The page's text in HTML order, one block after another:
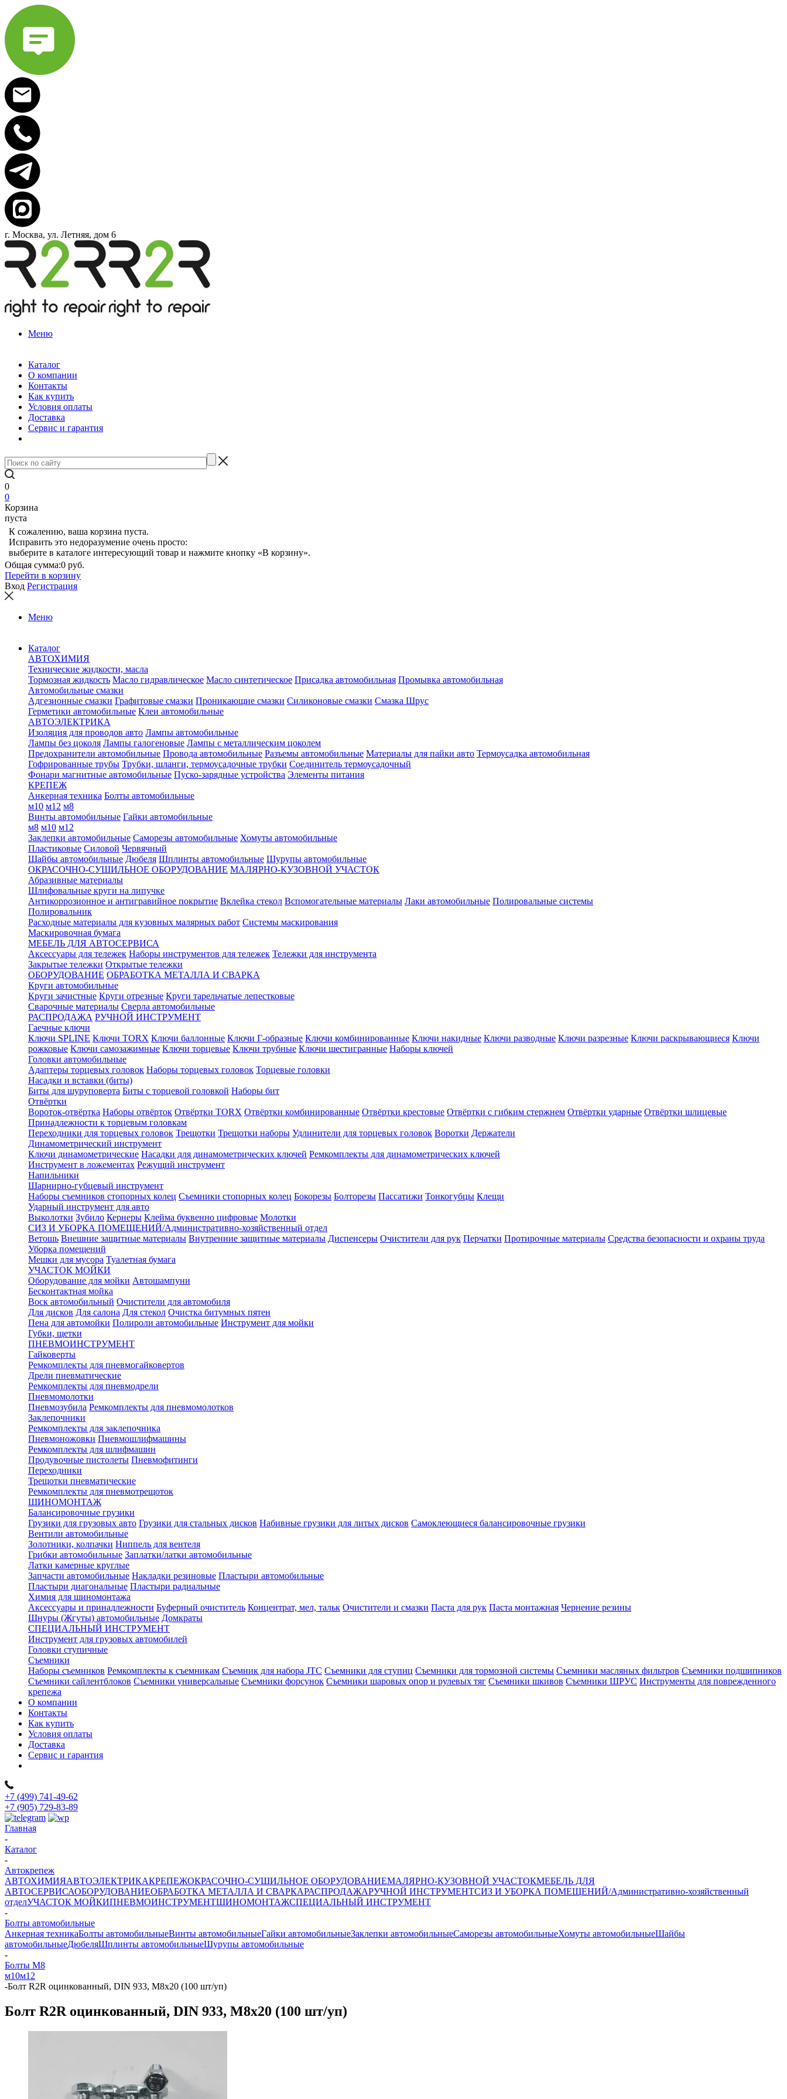
г. Москва, ул. Летняя, дом 6
Меню
Каталог
О компании
Контакты
Как купить
Условия оплаты
Доставка
Сервис и гарантия
0
0
Корзина
пуста
К сожалению, ваша корзина пуста.
Исправить это недоразумение очень просто:
выберите в каталоге интересующий товар и нажмите кнопку «В корзину».
Общая сумма:0 руб.
Перейти в корзину
Вход Регистрация
Меню
Каталог
АВТОХИМИЯ
Технические жидкости, масла
Тормозная жидкость Масло гидравлическое Масло синтетическое Присадка автомобильная Промывка автомобильная
Автомобильные смазки
Адгезионные смазки Графитовые смазки Проникающие смазки Силиконовые смазки Смазка Шрус
Герметики автомобильные Клеи автомобильные
АВТОЭЛЕКТРИКА
Изоляция для проводов авто Лампы автомобильные
Лампы без цоколя Лампы галогеновые Лампы с металлическим цоколем
Предохранители автомобильные Провода автомобильные Разъемы автомобильные Материалы для пайки авто Термоусадка автомобильная
Гофрированные трубы Трубки, шланги, термоусадочные трубки Соединитель термоусадочный
Фонари магнитные автомобильные Пуско-зарядные устройства Элементы питания
КРЕПЕЖ
Анкерная техника Болты автомобильные
м10 м12 м8
Винты автомобильные Гайки автомобильные
м8 м10 м12
Заклепки автомобильные Саморезы автомобильные Хомуты автомобильные
Пластиковые Силовой Червячный
Шайбы автомобильные Дюбеля Шплинты автомобильные Шурупы автомобильные
ОКРАСОЧНО-СУШИЛЬНОЕ ОБОРУДОВАНИЕ МАЛЯРНО-КУЗОВНОЙ УЧАСТОК
Абразивные материалы
Шлифовальные круги на липучке
Антикоррозионное и антигравийное покрытие Вклейка стекол Вспомогательные материалы Лаки автомобильные Полировальные системы
Полировальник
Расходные материалы для кузовных малярных работ Системы маскирования
Маскировочная бумага
МЕБЕЛЬ ДЛЯ АВТОСЕРВИСА
Аксессуары для тележек Наборы инструментов для тележек Тележки для инструмента
Закрытые тележки Открытые тележки
ОБОРУДОВАНИЕ ОБРАБОТКА МЕТАЛЛА И СВАРКА
Круги автомобильные
Круги зачистные Круги отрезные Круги тарельчатые лепестковые
Сварочные материалы Сверла автомобильные
РАСПРОДАЖА РУЧНОЙ ИНСТРУМЕНТ
Гаечные ключи
Ключи SPLINE Ключи TORX Ключи баллонные Ключи Г-образные Ключи комбинированные Ключи накидные Ключи разводные Ключи разрезные Ключи раскрывающиеся Ключи
рожковые Ключи самозажимные Ключи торцевые Ключи трубные Ключи шестигранные Наборы ключей
Головки автомобильные
Адаптеры торцевых головок Наборы торцевых головок Торцевые головки
Насадки и вставки (биты)
Биты для шуруповерта Биты с торцевой головкой Наборы бит
Отвёртки
Вороток-отвёртка Наборы отвёрток Отвёртки TORX Отвёртки комбинированные Отвёртки крестовые Отвёртки с гибким стержнем Отвёртки ударные Отвёртки шлицевые
Принадлежности к торцевым головкам
Переходники для торцевых головок Трещотки Трещотки наборы Удлинители для торцевых головок Воротки Держатели
Динамометрический инструмент
Ключи динамометрические Насадки для динамометрических ключей Ремкомплекты для динамометрических ключей
Инструмент в ложементах Режущий инструмент
Напильники
Шарнирно-губцевый инструмент
Наборы съемников стопорных колец Съемники стопорных колец Бокорезы Болторезы Пассатижи Тонкогубцы Клещи
Ударный инструмент для авто
Выколотки Зубило Кернеры Клейма буквенно цифровые Молотки
СИЗ И УБОРКА ПОМЕЩЕНИЙ/Административно-хозяйственный отдел
Ветошь Внешние защитные материалы Внутренние защитные материалы Диспенсеры Очистители для рук Перчатки Протирочные материалы Средства безопасности и охраны труда
Уборка помещений
Мешки для мусора Туалетная бумага
УЧАСТОК МОЙКИ
Оборудование для мойки Автошампуни
Бесконтактная мойка
Воск автомобильный Очистители для автомобиля
Для дисков Для салона Для стекол Очистка битумных пятен
Пена для автомойки Полироли автомобильные Инструмент для мойки
Губки, щетки
ПНЕВМОИНСТРУМЕНТ
Гайковерты
Ремкомплекты для пневмогайковертов
Дрели пневматические
Ремкомплекты для пневмодрели
Пневмомолотки
Пневмозубила Ремкомплекты для пневмомолотков
Заклепочники
Ремкомплекты для заклепочника
Пневмоножовки Пневмошлифмашины
Ремкомплекты для шлифмашин
Продувочные пистолеты Пневмофитинги
Переходники
Трещотки пневматические
Ремкомплекты для пневмотрещоток
ШИНОМОНТАЖ
Балансировочные грузики
Грузики для грузовых авто Грузики для стальных дисков Набивные грузики для литых дисков Самоклеющиеся балансировочные грузики
Вентили автомобильные
Золотники, колпачки Ниппель для вентеля
Грибки автомобильные Заплатки/латки автомобильные
Латки камерные круглые
Запчасти автомобильные Накладки резиновые Пластыри автомобильные
Пластыри диагональные Пластыри радиальные
Химия для шиномонтажа
Аксессуары и принадлежности Буферный очиститель Концентрат, мел, тальк Очистители и смазки Паста для рук Паста монтажная Чернение резины
Шнуры (Жгуты) автомобильные Домкраты
СПЕЦИАЛЬНЫЙ ИНСТРУМЕНТ
Инструмент для грузовых автомобилей
Головки ступичные
Съемники
Наборы съемников Ремкомплекты к съемникам Съемник для набора JTC Съемники для ступиц Съемники для тормозной системы Съемники масляных фильтров Съемники подшипников
Съемники сайлентблоков Съемники универсальные Съемники форсунок Съемники шаровых опор и рулевых тяг Съемники шкивов Съемники ШРУС Инструменты для поврежденного
крепежа
О компании
Контакты
Как купить
Условия оплаты
Доставка
Сервис и гарантия
+7 (499) 741-49-62
+7 (905) 729-83-89
Главная
-
Каталог
-
Автокрепеж
АВТОХИМИЯАВТОЭЛЕКТРИКАКРЕПЕЖОКРАСОЧНО-СУШИЛЬНОЕ ОБОРУДОВАНИЕМАЛЯРНО-КУЗОВНОЙ УЧАСТОКМЕБЕЛЬ ДЛЯ
АВТОСЕРВИСАОБОРУДОВАНИЕОБРАБОТКА МЕТАЛЛА И СВАРКАРАСПРОДАЖАРУЧНОЙ ИНСТРУМЕНТСИЗ И УБОРКА ПОМЕЩЕНИЙ/Административно-хозяйственный
отделУЧАСТОК МОЙКИПНЕВМОИНСТРУМЕНТШИНОМОНТАЖСПЕЦИАЛЬНЫЙ ИНСТРУМЕНТ
-
Болты автомобильные
Анкерная техникаБолты автомобильныеВинты автомобильныеГайки автомобильныеЗаклепки автомобильныеСаморезы автомобильныеХомуты автомобильныеШайбы
автомобильныеДюбеляШплинты автомобильныеШурупы автомобильные
-
Болты М8
м10м12
-Болт R2R оцинкованный, DIN 933, М8х20 (100 шт/уп)
Болт R2R оцинкованный, DIN 933, М8х20 (100 шт/уп)